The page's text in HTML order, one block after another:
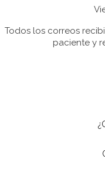
Todos los correos
paciente y